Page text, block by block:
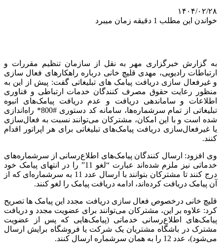
۱۴۰۴/۰۲/۲۸
خواندن این مطلب 1 دقیقه زمان میبرد
به گزارش خبرگزاری مهر به نقل از سازمان تنظیم مقررات و
ارتباطات رادیویی، مهدی قلیچ خانی درباره راهکارهای فعال سازی
و غیرفعال سازی دریافت پیامک های تبلیغاتی گفت: پیش از این به
منظور رعایت حقوق مصرف کنندگان خدمات ارتباطی و فناوری
اطلاعات و ساماندهی دریافت و عدم دریافت پیامک‌های انبوه
تبلیغاتی از تمام سرشماره‌ها، سامانه کد دستوری #800* راه‌اندازی
شده است و با این امکان، مشترکان می‌توانند نسبت به فعال‌سازی
یا غیرفعال‌سازی دریافت پیامک‌های تبلیغاتی برای هر اپراتور اقدام
کنند.
وی افزود: ارسال کنندگان پیامک‌های اطلاع‌رسانی از سرشماره‌های
خدماتی نیز ملزم شده‌اند عبارت “لغو 11” را در انتهای پیامک خود
درج کنند تا مشترکان بتوانند با ارسال عدد 11 به سرشماره‌ای که از
آن پیامک دریافت کرده‌اند، ادامه دریافت پیامک را لغو کنند.
قلیچ خانی درخصوص فعال سازی دریافت مجدد این پیامک ها تصریح
کرد: علاوه بر این، مشترکان می‌توانند برای عضویت مجدد و دریافت
پیامک‌های اطلاع‌رسانی خدماتی (پیامک‌هایی که پس از عضویت
مشترک در باشگاه مشتریان یک شرکت یا فروشگاه برایش ارسال
می‌شود)، عدد 12 را به همان سرشماره ارسال کنند.